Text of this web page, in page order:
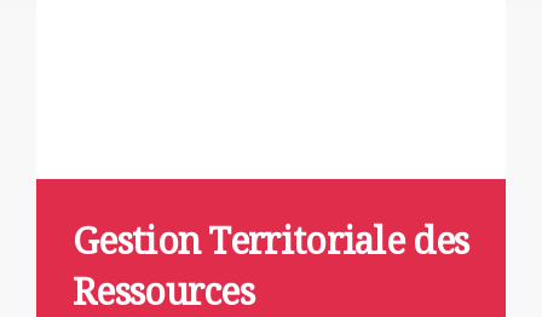
Gestion Territoriale des
Ressources